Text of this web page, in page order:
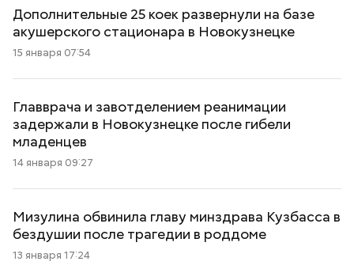
Дополнительные 25 коек развернули на базе
акушерского стационара в Новокузнецке
15 января 07:54
Главврача и завотделением реанимации
задержали в Новокузнецке после гибели
младенцев
14 января 09:27
Мизулина обвинила главу минздрава Кузбасса в
бездушии после трагедии в роддоме
13 января 17:24